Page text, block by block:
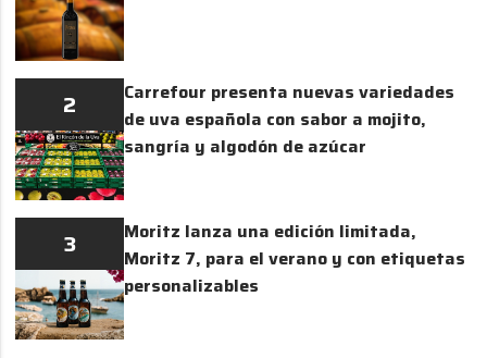
2
Carrefour presenta nuevas variedades
de uva española con sabor a mojito,
sangría y algodón de azúcar
3
Moritz lanza una edición limitada,
Moritz 7, para el verano y con etiquetas
personalizables